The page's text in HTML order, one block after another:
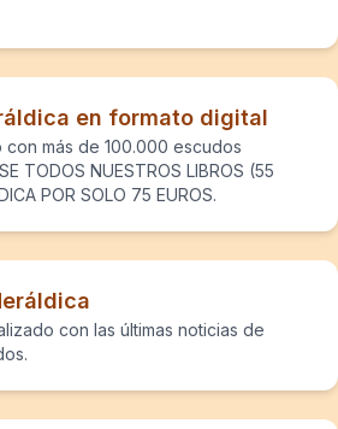
en formato digital
con más de 100.000 escudos
TODOS NUESTROS LIBROS (55
POR SOLO 75 EUROS.
con las últimas noticias de